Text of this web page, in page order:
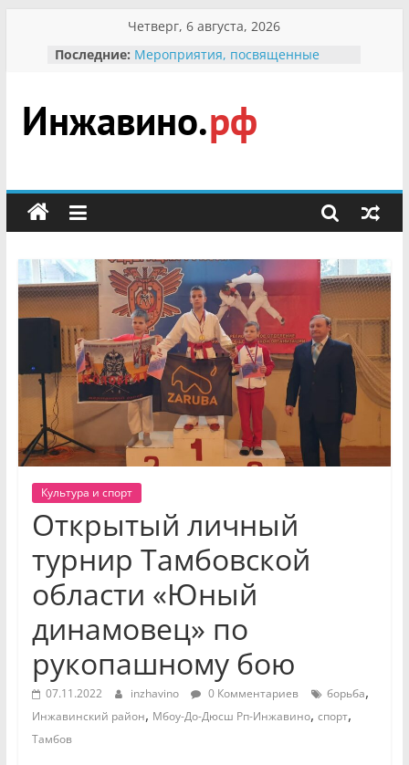
содержимому
Четверг, 6 августа, 2026
Последние: Мероприятия, посвященные
гражданин Инжавинского округа»
участнице Великой
Отечественной, фронтовичке
Безопасность в сети Интернет
мероприятии «Сохраним
первоцветы!»
В вольере Воронинского
заповедника родились крапчатые
суслики
Инжавино.рф
сельский
портал
Культура и спорт
Открытый личный
турнир Тамбовской
области «Юный
динамовец» по
рукопашному бою
07.11.2022 inzhavino 0 Комментариев борьба,
Инжавинский район, Мбоу-До-Дюсш Рп-Инжавино, спорт,
Тамбов